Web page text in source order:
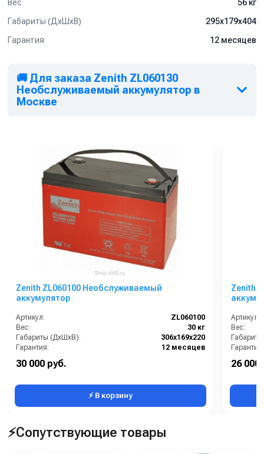
Вес
56 кг
Габариты (ДхШхВ)
295х179х404
Гарантия
12 месяцев
🚚 Для заказа Zenith ZL060130
Необслуживаемый аккумулятор в
Москве
Zenith ZL060100 Необслуживаемый
аккумулятор
Артикул:
ZL060100
Вес:
30 кг
Габариты (ДхШхВ):
306х169х220
Гарантия:
12 месяцев
30 000 руб.
⚡ В корзину
Zenith
Артикул:
Вес:
Гарантия:
26 000
⚡Сопутствующие товары